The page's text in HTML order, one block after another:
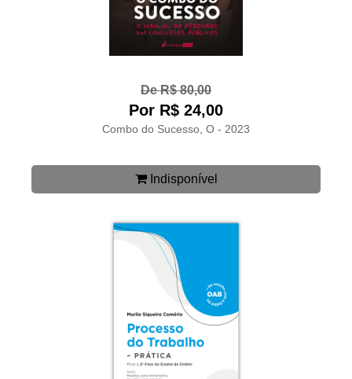
De R$ 80,00
Por R$ 24,00
Combo do Sucesso, O - 2023
Indisponível